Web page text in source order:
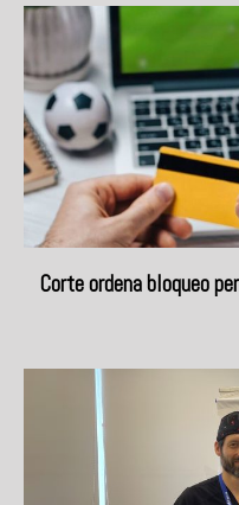
Corte ordena bloqueo